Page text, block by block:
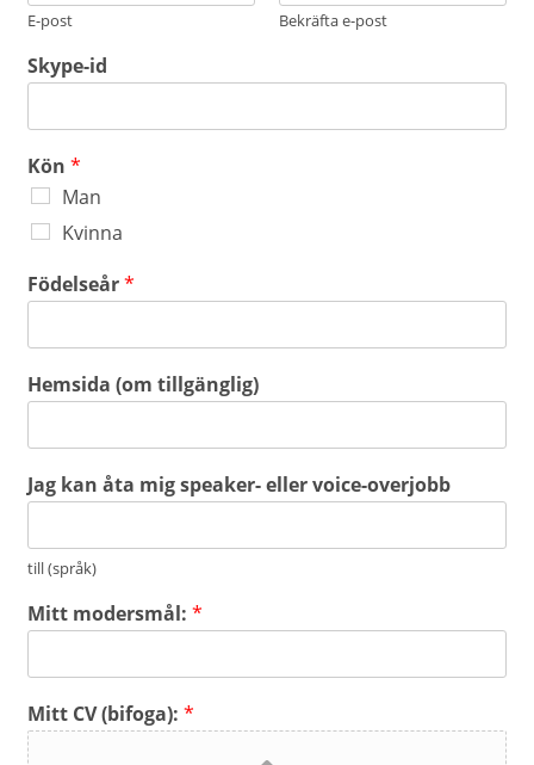
E-post Bekräfta e-post
Skype-id
Kön*
Man
Kvinna
Födelseår*
Hemsida (om tillgänglig)
Jag kan åta mig speaker- eller voice-overjobb
till (språk)
Mitt modersmål:*
Mitt CV (bifoga):*